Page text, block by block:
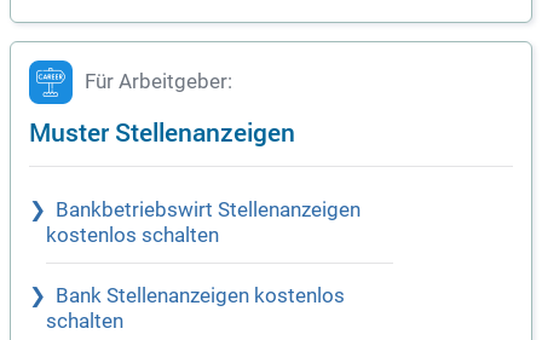
Für Arbeitgeber:
Muster Stellenanzeigen
Bankbetriebswirt Stellenanzeigen
kostenlos schalten
Bank Stellenanzeigen kostenlos
schalten